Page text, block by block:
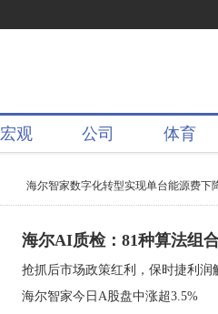
宏观 公司 体育
海尔智家数字化转型实现单台能源费下
海尔AI质检：81种算法组
抢抓后市场政策红利，保时捷利润
海尔智家今日A股盘中涨超3.5%